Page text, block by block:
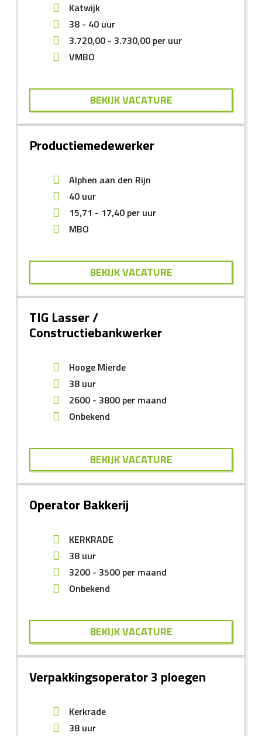
Katwijk
38 - 40 uur
3.720,00 - 3.730,00 per uur
VMBO
BEKIJK VACATURE
Productiemedewerker
Alphen aan den Rijn
40 uur
15,71 - 17,40 per uur
MBO
BEKIJK VACATURE
TIG Lasser /
Constructiebankwerker
Hooge Mierde
38 uur
2600 - 3800 per maand
Onbekend
BEKIJK VACATURE
Operator Bakkerij
KERKRADE
38 uur
3200 - 3500 per maand
Onbekend
BEKIJK VACATURE
Verpakkingsoperator 3 ploegen
Kerkrade
38 uur